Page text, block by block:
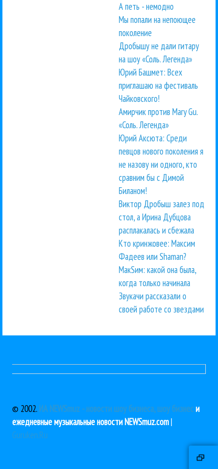
А петь - немодно
Мы попали на непоющее
поколение
Дробышу не дали гитару
на шоу «Соль. Легенда»
Юрий Башмет: Всех
приглашаю на фестиваль
Чайковского!
Амирчик против Mary Gu.
«Соль. Легенда»
Юрий Аксюта: Среди
певцов нового поколения я
не назову ни одного, кто
сравним бы с Димой
Биланом!
Виктор Дробыш залез под
стол, а Ирина Дубцова
расплакалась и сбежала
Кто кринжовее: Максим
Фадеев или Shaman?
МакSим: какой она была,
когда только начинала
Звукачи рассказали о
своей работе со звездами
© 2002. ИА NEWSmuz - новости шоу бизнеса, шоу бизнеси
ежедневные музыкальные новости NEWSmuz.com|
Guruken.Ru